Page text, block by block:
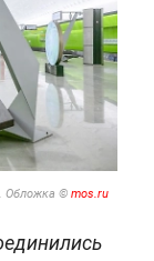
Обложка © mos.ru